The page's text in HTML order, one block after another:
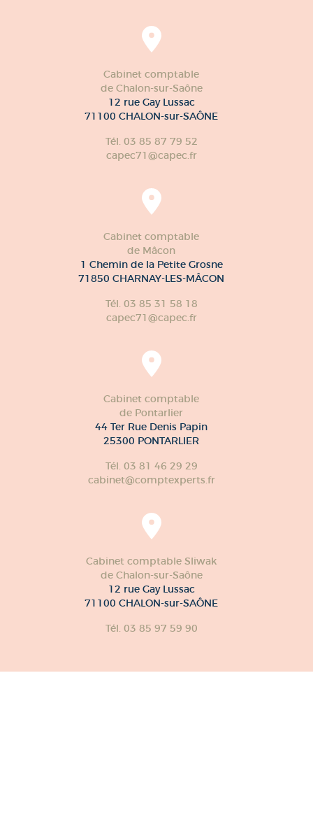
Cabinet comptable
de Chalon-sur-Saône
12 rue Gay Lussac
71100 CHALON-sur-SAÔNE
Tél. 03 85 87 79 52
capec71@capec.fr
Cabinet comptable
de Mâcon
1 Chemin de la Petite Grosne
71850 CHARNAY-LES-MÂCON
Tél. 03 85 31 58 18
capec71@capec.fr
Cabinet comptable
de Pontarlier
44 Ter Rue Denis Papin
25300 PONTARLIER
Tél. 03 81 46 29 29
cabinet@comptexperts.fr
Cabinet comptable Sliwak
de Chalon-sur-Saône
12 rue Gay Lussac
71100 CHALON-sur-SAÔNE
Tél. 03 85 97 59 90